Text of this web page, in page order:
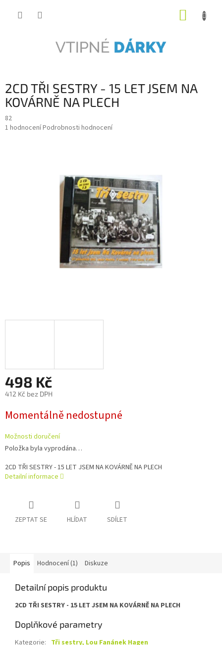
2CD TŘI SESTRY - 15 LET JSEM NA
KOVÁRNĚ NA PLECH
82
Průměrné
1 hodnoceníPodrobnosti hodnocení
498 Kč
412 Kč bez DPH
cena:
Momentálně nedostupné
Možnosti doručení
Položka byla vyprodána…
2CD TŘI SESTRY - 15 LET JSEM NA KOVÁRNĚ NA PLECH
Detailní informace
ZEPTAT SE HLÍDAT SDÍLET
Popis Hodnocení (1) Diskuze
Detailní popis produktu
2CD TŘI SESTRY - 15 LET JSEM NA KOVÁRNĚ NA PLECH
Doplňkové parametry
Kategorie: Tři sestry, Lou Fanánek Hagen